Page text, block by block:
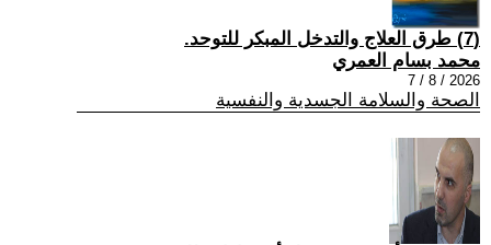
(7) طرق العلاج والتدخل المبكر للتوحد.
محمد بسام العمري
2026 / 8 / 7
الصحة والسلامة الجسدية والنفسية